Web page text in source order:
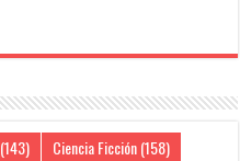
(143) Ciencia Ficción(158)